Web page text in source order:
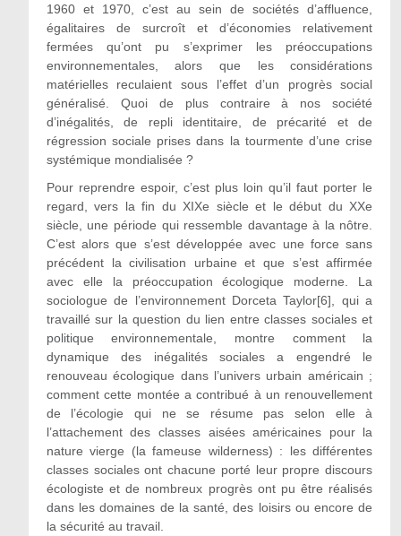
1960 et 1970, c’est au sein de sociétés d’affluence,
égalitaires de surcroît et d’économies relativement
fermées qu’ont pu s’exprimer les préoccupations
environnementales, alors que les considérations
matérielles reculaient sous l’effet d’un progrès social
généralisé. Quoi de plus contraire à nos société
d’inégalités, de repli identitaire, de précarité et de
régression sociale prises dans la tourmente d’une crise
systémique mondialisée ?
Pour reprendre espoir, c’est plus loin qu’il faut porter le
regard, vers la fin du XIXe siècle et le début du XXe
siècle, une période qui ressemble davantage à la nôtre.
C’est alors que s’est développée avec une force sans
précédent la civilisation urbaine et que s’est affirmée
avec elle la préoccupation écologique moderne. La
sociologue de l’environnement Dorceta Taylor[6], qui a
travaillé sur la question du lien entre classes sociales et
politique environnementale, montre comment la
dynamique des inégalités sociales a engendré le
renouveau écologique dans l’univers urbain américain ;
comment cette montée a contribué à un renouvellement
de l’écologie qui ne se résume pas selon elle à
l’attachement des classes aisées américaines pour la
nature vierge (la fameuse wilderness) : les différentes
classes sociales ont chacune porté leur propre discours
écologiste et de nombreux progrès ont pu être réalisés
dans les domaines de la santé, des loisirs ou encore de
la sécurité au travail.